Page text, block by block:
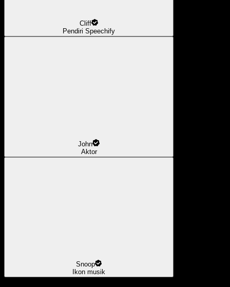
Cliff
Pendiri Speechify
John
Aktor
Snoop
Ikon musik